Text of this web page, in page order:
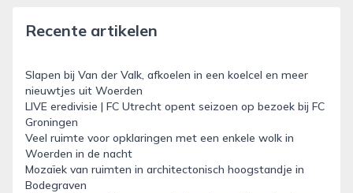
Recente artikelen
Slapen bij Van der Valk, afkoelen in een koelcel en meer
nieuwtjes uit Woerden
LIVE eredivisie | FC Utrecht opent seizoen op bezoek bij FC
Groningen
Veel ruimte voor opklaringen met een enkele wolk in
Woerden in de nacht
Mozaïek van ruimten in architectonisch hoogstandje in
Bodegraven